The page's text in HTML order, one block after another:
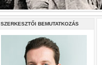
SZERKESZTŐI BEMUTATKOZÁS